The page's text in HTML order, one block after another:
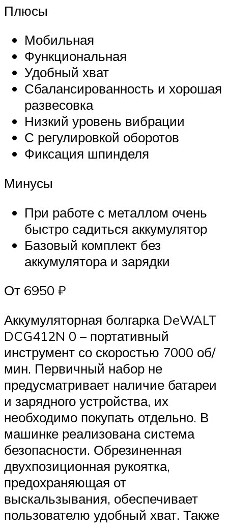
Плюсы
Мобильная
Функциональная
Удобный хват
Сбалансированность и хорошая
развесовка
Низкий уровень вибрации
С регулировкой оборотов
Фиксация шпинделя
Минусы
При работе с металлом очень
быстро садиться аккумулятор
Базовый комплект без
аккумулятора и зарядки
От 6950 ₽
Аккумуляторная болгарка DeWALT
DCG412N 0 – портативный
инструмент со скоростью 7000 об/
мин. Первичный набор не
предусматривает наличие батареи
и зарядного устройства, их
необходимо покупать отдельно. В
машинке реализована система
безопасности. Обрезиненная
двухпозиционная рукоятка,
предохраняющая от
выскальзывания, обеспечивает
пользователю удобный хват. Также